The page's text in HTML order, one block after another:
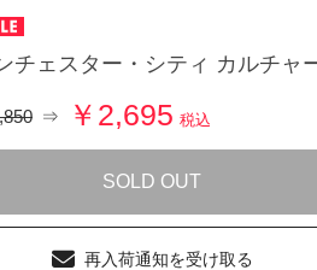
チェスター・シティ カルチャ
⇒ ￥2,695 税込
SOLD OUT
再入荷通知を受け取る